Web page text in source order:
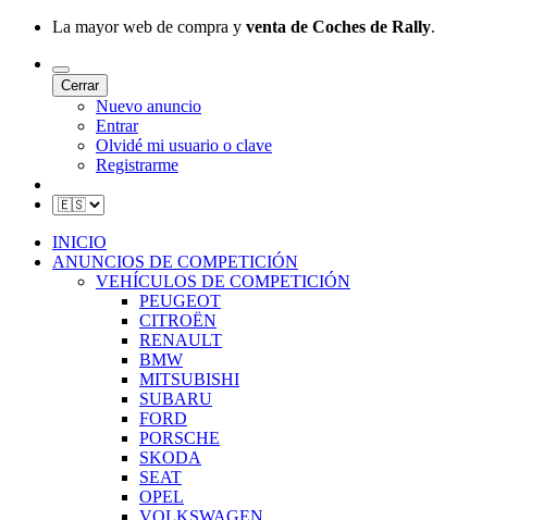
La mayor web de compra y venta de Coches de Rally.
Cerrar
Nuevo anuncio
Entrar
Olvidé mi usuario o clave
Registrarme
INICIO
ANUNCIOS DE COMPETICIÓN
VEHÍCULOS DE COMPETICIÓN
PEUGEOT
CITROËN
RENAULT
BMW
MITSUBISHI
SUBARU
FORD
PORSCHE
SKODA
SEAT
OPEL
VOLKSWAGEN